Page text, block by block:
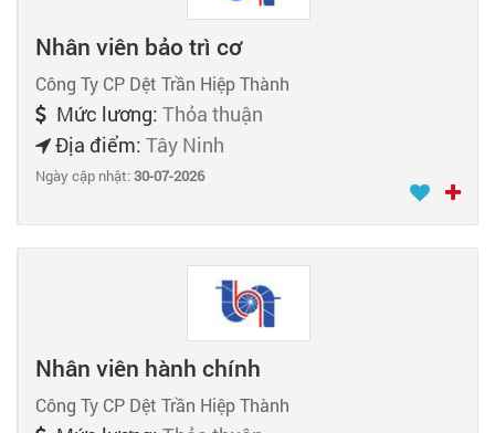
Nhân viên bảo trì cơ
Công Ty CP Dệt Trần Hiệp Thành
Mức lương: Thỏa thuận
Địa điểm: Tây Ninh
Ngày cập nhật:30-07-2026
Nhân viên hành chính
Công Ty CP Dệt Trần Hiệp Thành